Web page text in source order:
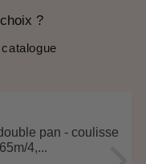
?
pan - coulisse
4,...